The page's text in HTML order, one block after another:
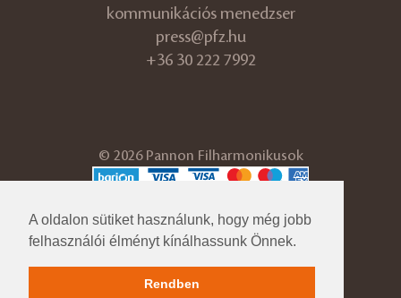
A oldalon sütiket használunk, hogy még jobb
felhasználói élményt kínálhassunk Önnek.
Rendben
kommunikációs menedzser
press@pfz.hu
+36 30 222 7992
© 2026 Pannon Filharmonikusok
Adatvédelmi tájékoztató
Cégadatok
Közérdekű adatok